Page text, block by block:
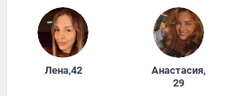
Лена,42 Анастасия,
29